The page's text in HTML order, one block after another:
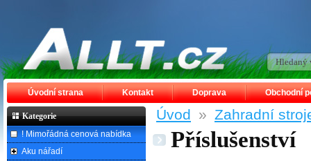
Úvod » Zahradní
Příslušenství
Úvodní strana Kontakt Doprava Obchodní
Kategorie
! Mimořádná cenová nabídka
Aku nářadí